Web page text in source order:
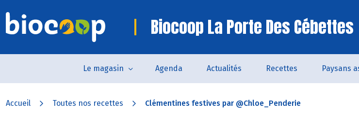
Biocoop La Porte Des Cébettes
Le magasin Agenda Actualités Recettes Paysans
Accueil Toutes nos recettes Clémentines festives par @Chloe_Penderie